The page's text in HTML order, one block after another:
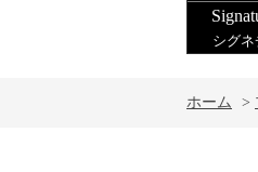
シグネ
ホーム >